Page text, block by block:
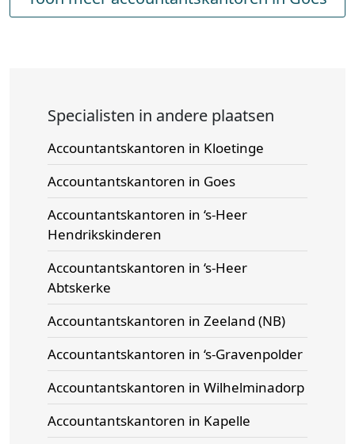
Specialisten in andere plaatsen
Accountantskantoren in Kloetinge
Accountantskantoren in Goes
Accountantskantoren in ‘s-Heer
Hendrikskinderen
Accountantskantoren in ‘s-Heer
Abtskerke
Accountantskantoren in Zeeland (NB)
Accountantskantoren in ‘s-Gravenpolder
Accountantskantoren in Wilhelminadorp
Accountantskantoren in Kapelle